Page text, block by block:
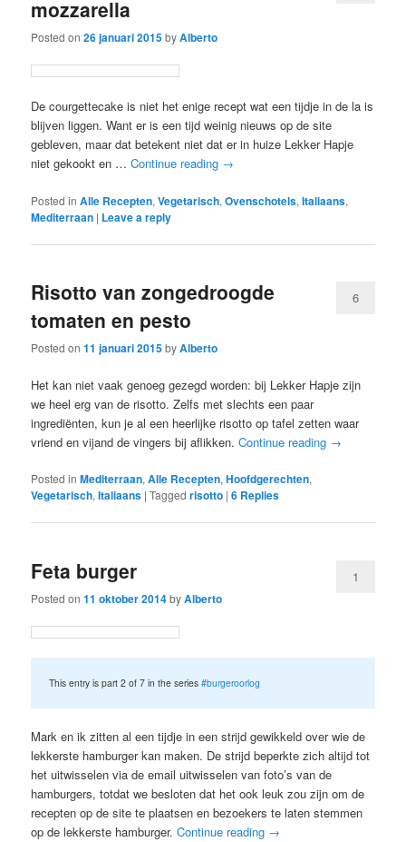
mozzarella
Posted on26 januari 2015byAlberto
De courgettecake is niet het enige recept wat een tijdje in de la is
blijven liggen. Want er is een tijd weinig nieuws op de site
gebleven, maar dat betekent niet dat er in huize Lekker Hapje
niet gekookt en …Continue reading →
Posted in Alle Recepten,Vegetarisch,Ovenschotels,Italiaans,
Mediterraan | Leave a reply
Risotto van zongedroogde
tomaten en pesto
Posted on11 januari 2015byAlberto
6
Het kan niet vaak genoeg gezegd worden: bij Lekker Hapje zijn
we heel erg van de risotto. Zelfs met slechts een paar
ingrediënten, kun je al een heerlijke risotto op tafel zetten waar
vriend en vijand de vingers bij aflikken.Continue reading →
Posted in Mediterraan,Alle Recepten,Hoofdgerechten,
Vegetarisch,Italiaans |Tagged risotto |6 Replies
Feta burger
Posted on11 oktober 2014byAlberto
1
This entry is part 2 of 7 in the series#burgeroorlog
Mark en ik zitten al een tijdje in een strijd gewikkeld over wie de
lekkerste hamburger kan maken. De strijd beperkte zich altijd tot
het uitwisselen via de email uitwisselen van foto’s van de
hamburgers, totdat we besloten dat het ook leuk zou zijn om de
recepten op de site te plaatsen en bezoekers te laten stemmen
op de lekkerste hamburger.Continue reading →